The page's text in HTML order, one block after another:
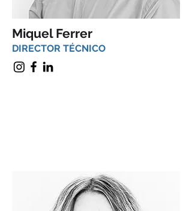
Miquel Ferrer
DIRECTOR TÉCNICO